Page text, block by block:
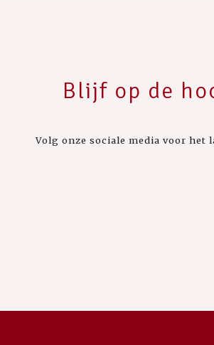
Blijf op de
Volg onze sociale media voor het